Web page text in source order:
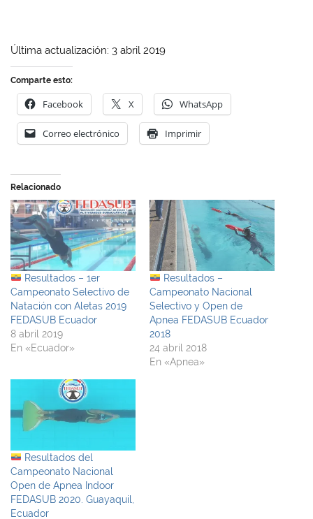
Última actualización: 3 abril 2019
Comparte esto:
Facebook X WhatsApp
Correo electrónico Imprimir
Relacionado
Resultados – 1er
Campeonato Selectivo de
Natación con Aletas 2019
FEDASUB Ecuador
8 abril 2019
En «Ecuador»
Resultados –
Campeonato Nacional
Selectivo y Open de
Apnea FEDASUB Ecuador
2018
24 abril 2018
En «Apnea»
Resultados del
Campeonato Nacional
Open de Apnea Indoor
FEDASUB 2020. Guayaquil,
Ecuador